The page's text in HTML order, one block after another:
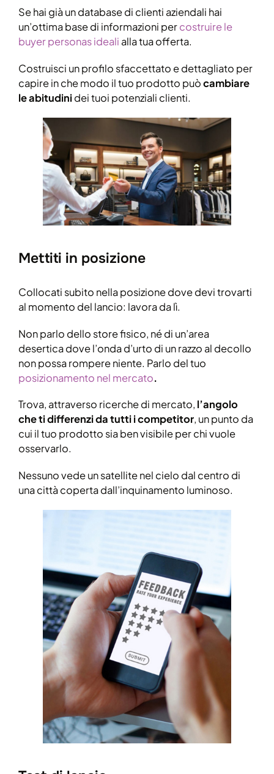
Se hai già un database di clienti aziendali hai
un’ottima base di informazioni percostruire le
buyer personas ideali alla tua offerta.
Costruisci un profilo sfaccettato e dettagliato per
capire in che modo il tuo prodotto puòcambiare
le abitudinidei tuoi potenziali clienti.
Mettiti in posizione
Collocati subito nella posizione dove devi trovarti
al momento del lancio: lavora da lì.
Non parlo dello store fisico, né di un’area
desertica dove l’onda d’urto di un razzo al decollo
non possa rompere niente. Parlo del tuo
posizionamento nel mercato.
Trova, attraverso ricerche di mercato, l’angolo
che ti differenzi da tutti i competitor, un punto da
cui il tuo prodotto sia ben visibile per chi vuole
osservarlo.
Nessuno vede un satellite nel cielo dal centro di
una città coperta dall’inquinamento luminoso.